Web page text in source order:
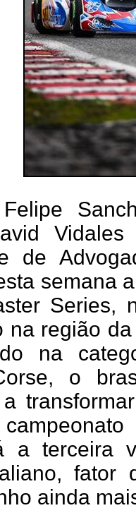
de
semana
Series,
na região
na
o
a terceira
fator
ainda